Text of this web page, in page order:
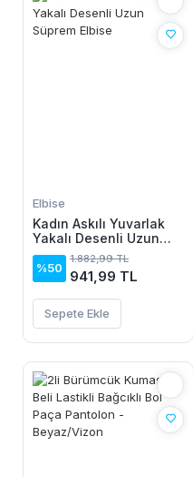
Elbise
Kadın Askılı Yuvarlak
Yakalı Desenli Uzun
Süprem Elbise
%50
1.882,99 TL
941,99 TL
Sepete Ekle